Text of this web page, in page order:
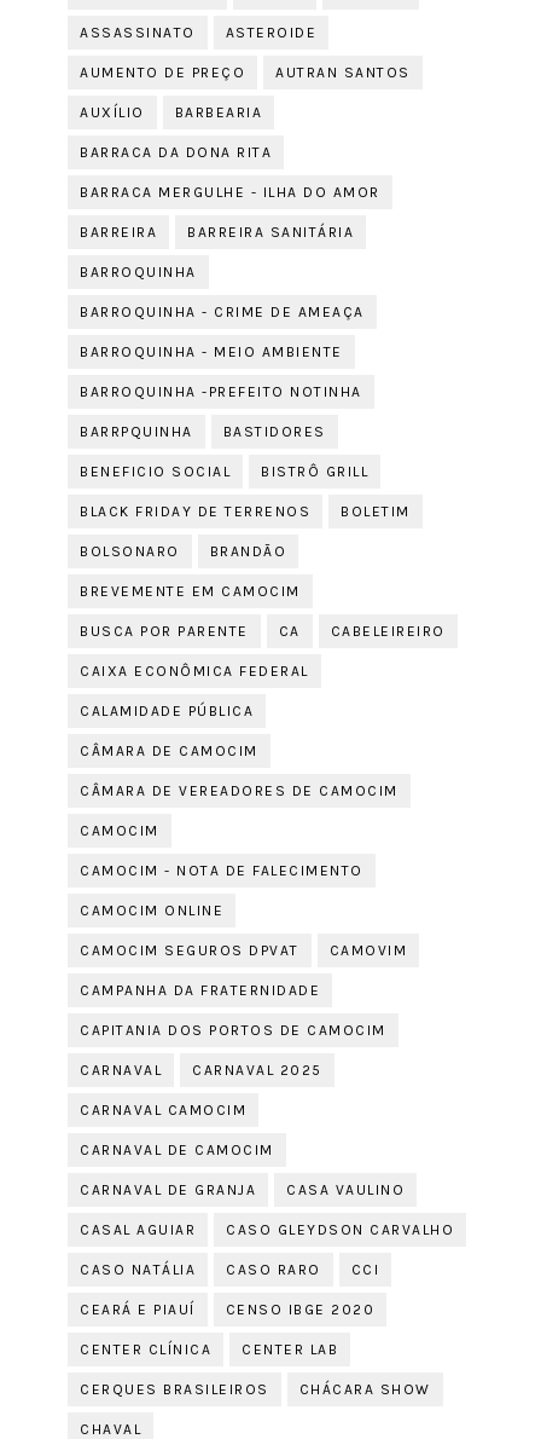
ASSASSINATO ASTEROIDE
AUMENTO DE PREÇO AUTRAN SANTOS
AUXÍLIO BARBEARIA
BARRACA DA DONA RITA
BARRACA MERGULHE - ILHA DO AMOR
BARREIRA BARREIRA SANITÁRIA
BARROQUINHA
BARROQUINHA - CRIME DE AMEAÇA
BARROQUINHA - MEIO AMBIENTE
BARROQUINHA -PREFEITO NOTINHA
BARRPQUINHA BASTIDORES
BENEFICIO SOCIAL BISTRÔ GRILL
BLACK FRIDAY DE TERRENOS BOLETIM
BOLSONARO BRANDÃO
BREVEMENTE EM CAMOCIM
BUSCA POR PARENTE CA CABELEIREIRO
CAIXA ECONÔMICA FEDERAL
CALAMIDADE PÚBLICA
CÂMARA DE CAMOCIM
CÂMARA DE VEREADORES DE CAMOCIM
CAMOCIM
CAMOCIM - NOTA DE FALECIMENTO
CAMOCIM ONLINE
CAMOCIM SEGUROS DPVAT CAMOVIM
CAMPANHA DA FRATERNIDADE
CAPITANIA DOS PORTOS DE CAMOCIM
CARNAVAL CARNAVAL 2025
CARNAVAL CAMOCIM
CARNAVAL DE CAMOCIM
CARNAVAL DE GRANJA CASA VAULINO
CASAL AGUIAR CASO GLEYDSON CARVALHO
CASO NATÁLIA CASO RARO CCI
CEARÁ E PIAUÍ CENSO IBGE 2020
CENTER CLÍNICA CENTER LAB
CERQUES BRASILEIROS CHÁCARA SHOW
CHAVAL